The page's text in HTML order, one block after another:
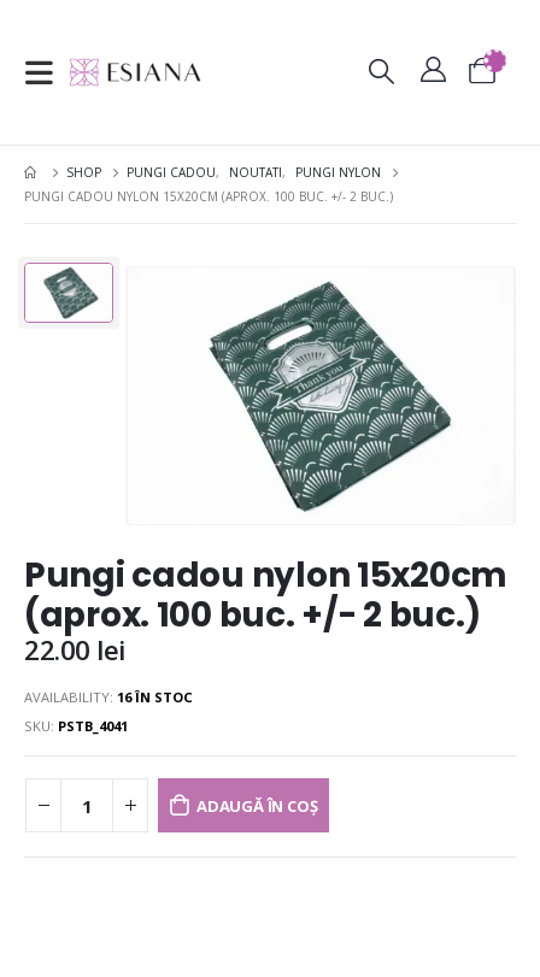
SHOP PUNGI CADOU, NOUTATI,
PUNGI NYLON
PUNGI CADOU NYLON 15X20CM (APROX. 100 BUC. +/- 2 BUC.)
Pungi cadou nylon 15x20cm
(aprox. 100 buc. +/- 2 buc.)
22.00 lei
AVAILABILITY: 16 ÎN STOC
SKU: PSTB_4041
ADAUGĂ ÎN COȘ